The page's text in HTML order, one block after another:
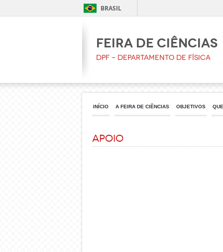
BRASIL
Feira de Ciências
DPF – Departamento de Física
INÍCIO A FEIRA DE CIÊNCIAS OBJETIVOS
APOIO